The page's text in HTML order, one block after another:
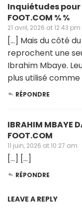
Inquiétudes pour
FOOT.COM % %
21 avril, 2026 at 12:43 pm
[…] Mais du côté
reprochent une
Ibrahim Mbaye.
plus utilisé comme
RÉPONDRE
IBRAHIM MBAYE
FOOT.COM
11 juin, 2026 at 10:27 am
[…] […]
RÉPONDRE
LEAVE A REPLY